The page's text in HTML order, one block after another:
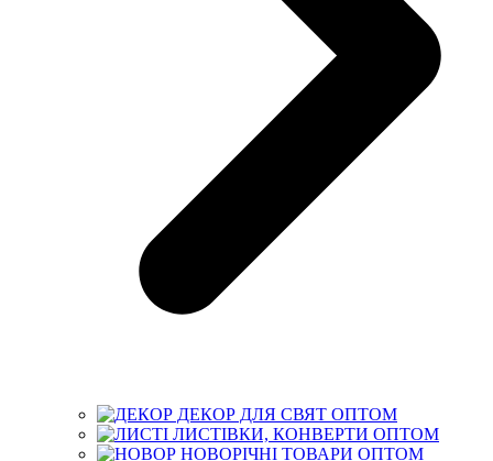
ДЕКОР ДЛЯ СВЯТ ОПТОМ
ЛИСТІВКИ, КОНВЕРТИ ОПТОМ
НОВОРІЧНІ ТОВАРИ ОПТОМ